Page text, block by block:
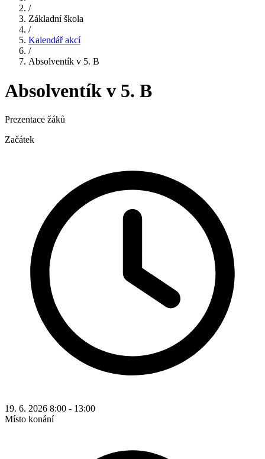
/
Základní škola
/
Kalendář akcí
/
Absolventík v 5. B
Absolventík v 5. B
Prezentace žáků
Začátek
19. 6. 2026 8:00 - 13:00
Místo konání